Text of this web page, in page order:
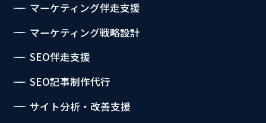
マーケティング伴走支援
マーケティング戦略設計
SEO伴走支援
SEO記事制作代行
サイト分析・改善支援